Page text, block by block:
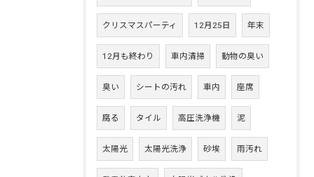
クリスマスパーティ 12月25日 年末
12月も終わり 車内清掃 動物の臭い
臭い シートの汚れ 車内 座席
腐る タイル 高圧洗浄機 泥
太陽光 太陽光洗浄 砂埃 雨汚れ